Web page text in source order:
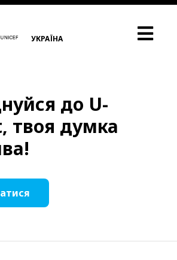
УКРАЇНА
до U-
твоя думка